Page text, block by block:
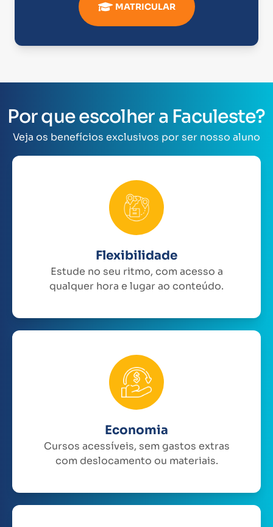
MATRICULAR
Por que escolher a Faculeste?
Veja os benefícios exclusivos por ser nosso aluno
Flexibilidade
Estude no seu ritmo, com acesso a
qualquer hora e lugar ao conteúdo.
Economia
Cursos acessíveis, sem gastos extras
com deslocamento ou materiais.